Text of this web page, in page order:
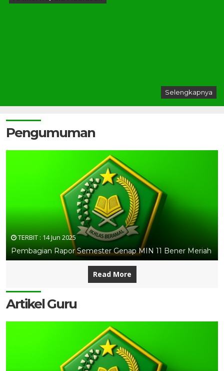
Selengkapnya
Pengumuman
TERBIT : 14 Jun 2025
Pembagian Rapor Semester Genap MIN 11 Bener Meriah
Read More
Artikel Guru